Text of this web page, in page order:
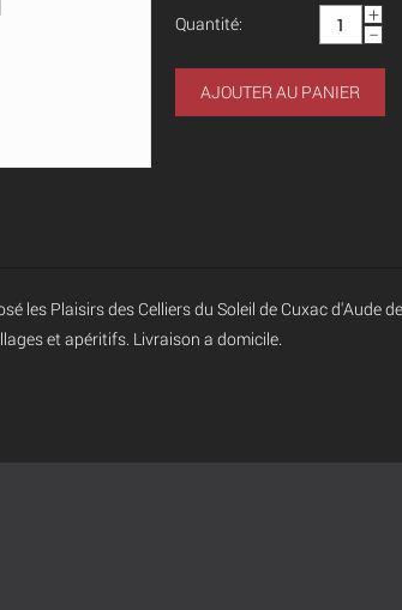
Quantité:
+
−
AJOUTER AU PANIER
les Plaisirs des Celliers du Soleil de Cuxac
et apéritifs. Livraison a domicile.